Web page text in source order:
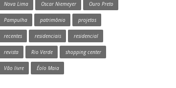
Nova Lima Oscar Niemeyer Ouro Preto
Pampulha patrimônio projetos
recentes residenciais residencial
revista Rio Verde shopping center
Vão livre Éolo Maia